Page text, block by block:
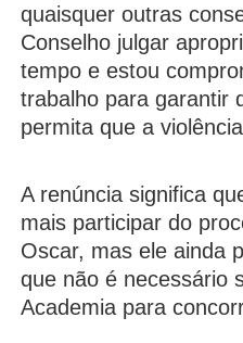
quaisquer outras
Conselho julgar
tempo e estou
trabalho para garantir
permita que a
A renúncia significa
mais participar do
Oscar, mas ele ainda
que não é necessário
Academia para